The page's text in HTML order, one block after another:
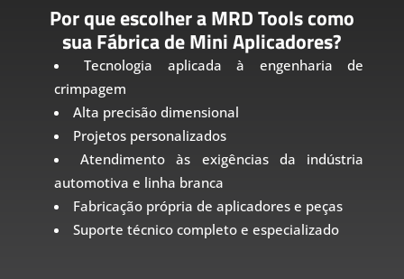
Por que escolher a MRD Tools como
sua Fábrica de Mini Aplicadores?
Tecnologia aplicada à engenharia de
crimpagem
Alta precisão dimensional
Projetos personalizados
Atendimento às exigências da indústria
automotiva e linha branca
Fabricação própria de aplicadores e peças
Suporte técnico completo e especializado